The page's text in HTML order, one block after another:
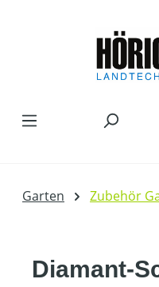
Garten Zubehör
Diamant-